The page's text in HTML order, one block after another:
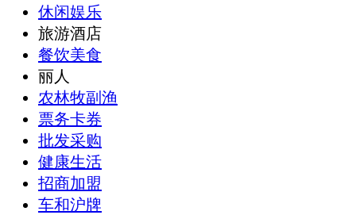
休闲娱乐
旅游酒店
餐饮美食
丽人
农林牧副渔
票务卡券
批发采购
健康生活
招商加盟
车和沪牌